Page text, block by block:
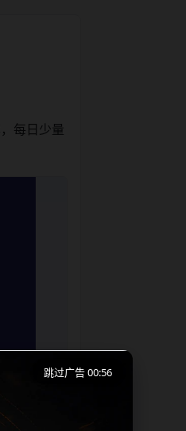
每日少量
跳过广告 00:56